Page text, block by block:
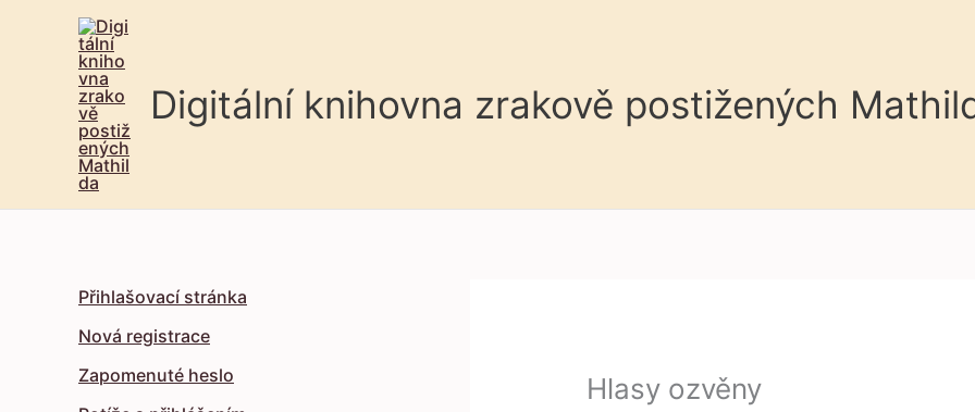
Digitální knihovna zrakově postižených
Přihlašovací stránka
Nová registrace
Zapomenuté heslo
Hlasy ozvěny